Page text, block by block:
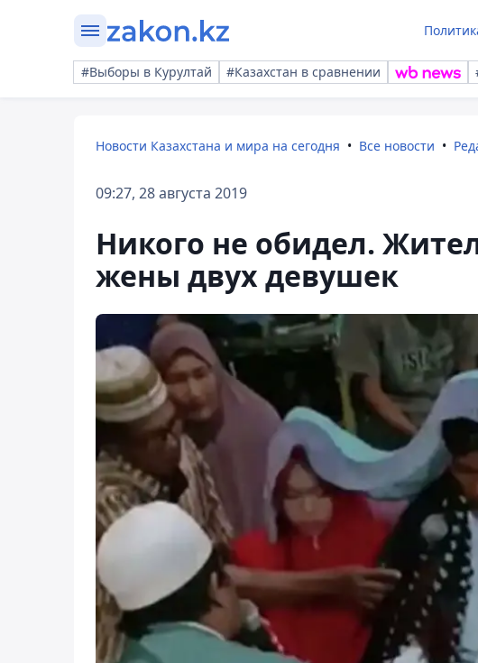
#Выборы в Курултай #Казахстан в сравнении
Новости Казахстана и мира на сегодня Все новости
09:27, 28 августа 2019
Никого не обидел.
жены двух девушек